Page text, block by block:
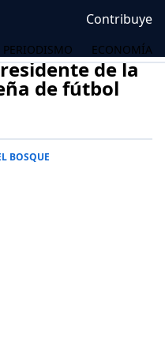
Contribuye
PERIODISMO ECONOMÍA
de la
de fútbol
BOSQUE